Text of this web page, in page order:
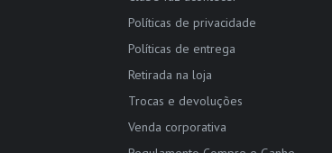
Políticas de privacidade
Políticas de entrega
Retirada na loja
Trocas e devoluções
Venda corporativa